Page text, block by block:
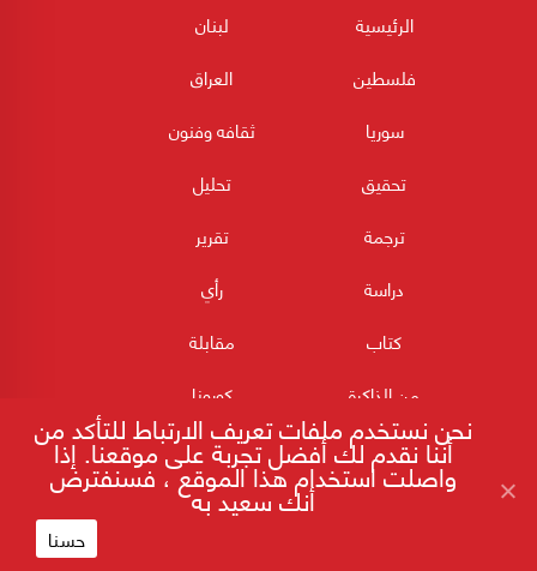
الرئيسية
لبنان
فلسطين
العراق
سوريا
ثقافه وفنون
تحقيق
تحليل
ترجمة
تقرير
دراسة
رأي
كتاب
مقابلة
من الذاكرة
كورونا
نحن نستخدم ملفات تعريف الارتباط للتأكد من
أننا نقدم لك أفضل تجربة على موقعنا. إذا
واصلت استخدام هذا الموقع ، فسنفترض
أنك سعيد به
حسنا